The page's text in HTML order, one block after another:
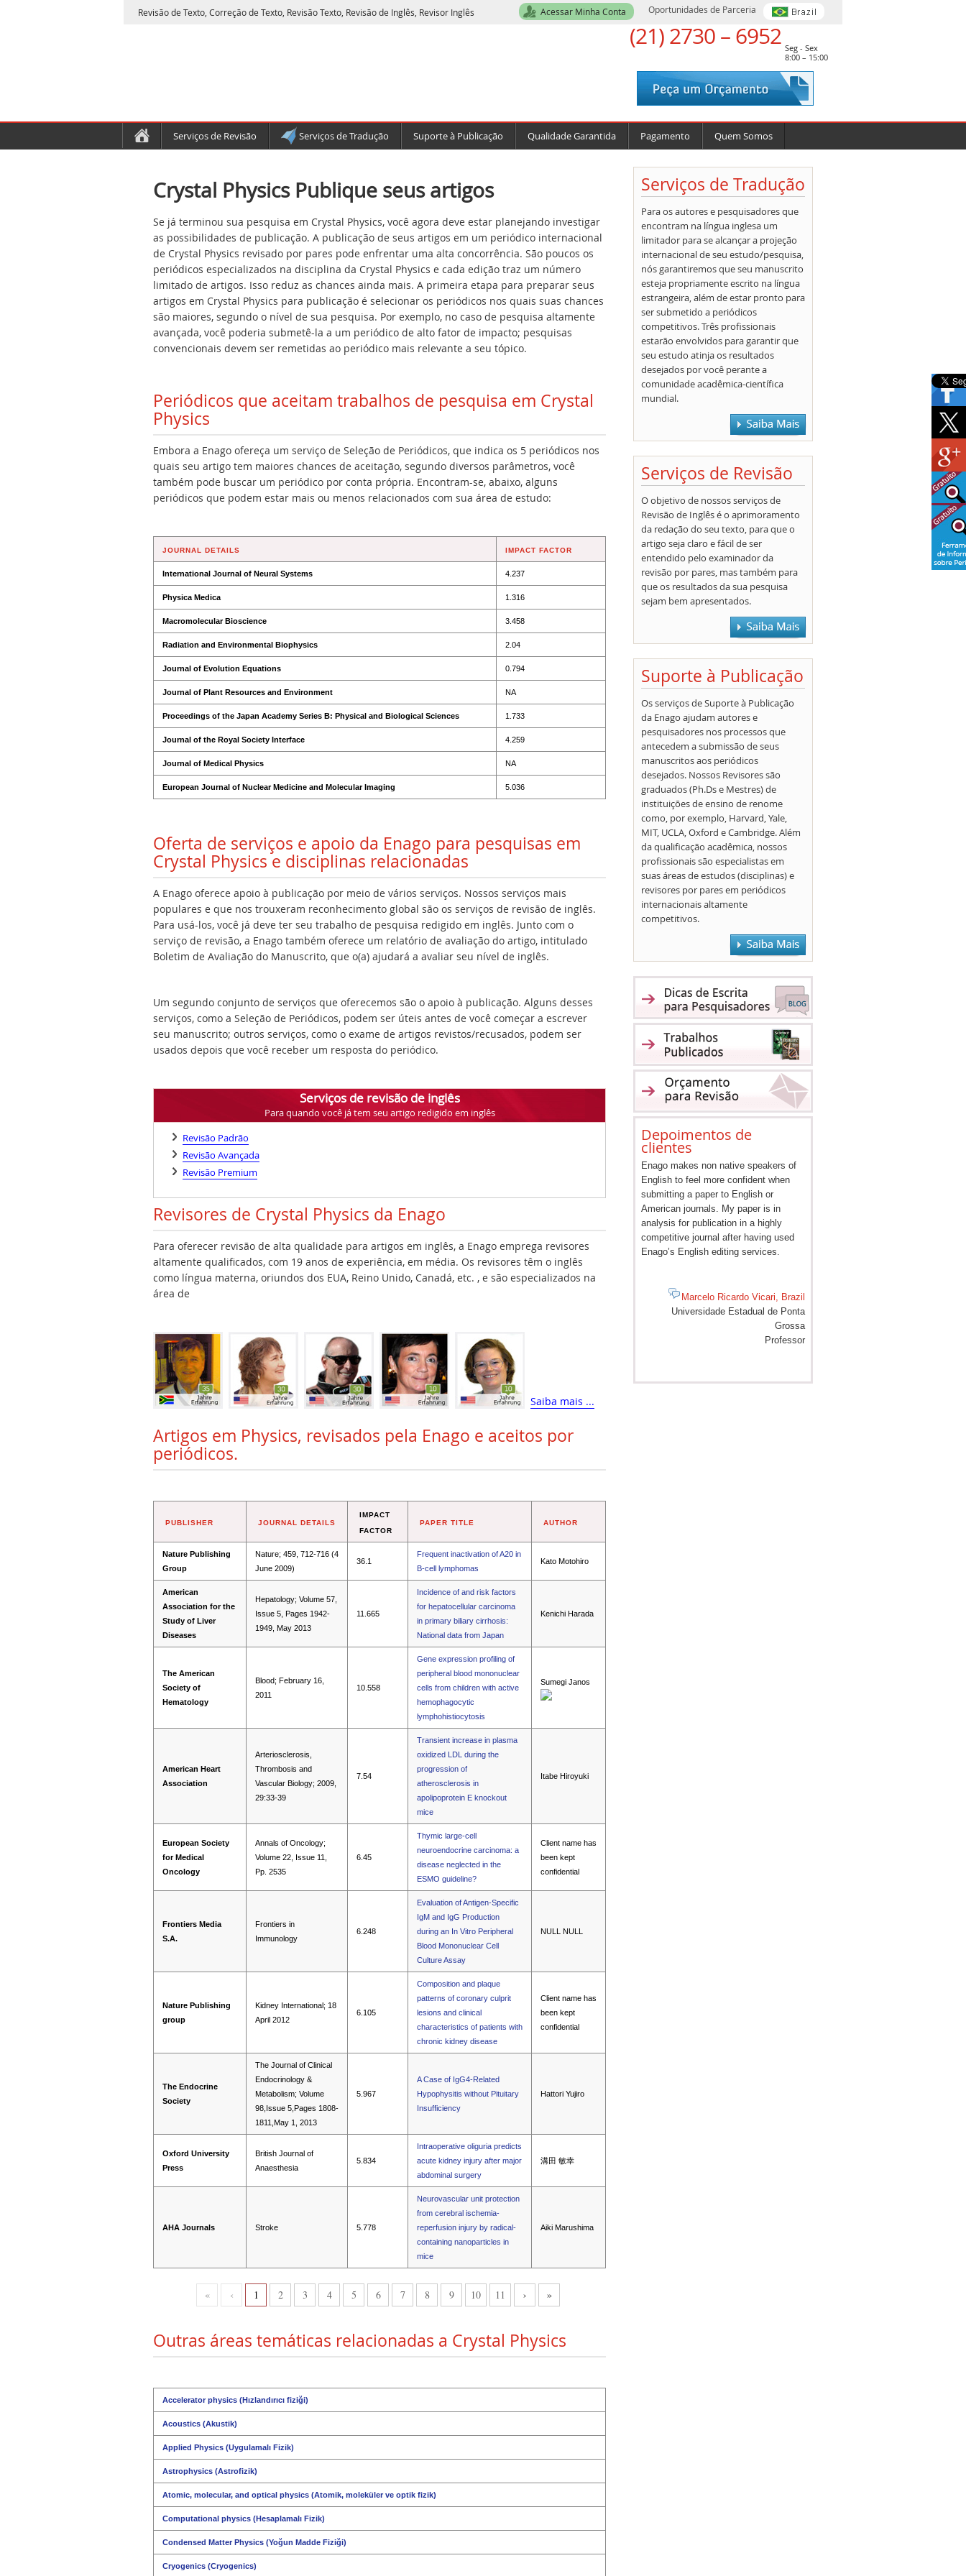
Revisão de Texto, Correção de Texto, Revisão Texto, Revisão de Inglês, Revisor Inglês Acessar Minha Conta Oportunidades de Parceria
(21) 2730 – 6952 Seg - Sex
8:00 – 15:00
Serviços de Revisão Serviços de Tradução Suporte à Publicação Qualidade Garantida Pagamento Quem Somos
Crystal Physics Publique seus artigos
Se já terminou sua pesquisa em Crystal Physics, você agora deve estar planejando investigar
as possibilidades de publicação. A publicação de seus artigos em um periódico internacional
de Crystal Physics revisado por pares pode enfrentar uma alta concorrência. São poucos os
periódicos especializados na disciplina da Crystal Physics e cada edição traz um número
limitado de artigos. Isso reduz as chances ainda mais. A primeira etapa para preparar seus
artigos em Crystal Physics para publicação é selecionar os periódicos nos quais suas chances
são maiores, segundo o nível de sua pesquisa. Por exemplo, no caso de pesquisa altamente
avançada, você poderia submetê-la a um periódico de alto fator de impacto; pesquisas
convencionais devem ser remetidas ao periódico mais relevante a seu tópico.
Periódicos que aceitam trabalhos de pesquisa em Crystal
Physics
Embora a Enago ofereça um serviço de Seleção de Periódicos, que indica os 5 periódicos nos
quais seu artigo tem maiores chances de aceitação, segundo diversos parâmetros, você
também pode buscar um periódico por conta própria. Encontram-se, abaixo, alguns
periódicos que podem estar mais ou menos relacionados com sua área de estudo:
JOURNAL DETAILS IMPACT FACTOR
International Journal of Neural Systems 4.237
Physica Medica 1.316
Macromolecular Bioscience 3.458
Radiation and Environmental Biophysics 2.04
Journal of Evolution Equations 0.794
Journal of Plant Resources and Environment NA
Proceedings of the Japan Academy Series B: Physical and Biological Sciences 1.733
Journal of the Royal Society Interface 4.259
Journal of Medical Physics NA
European Journal of Nuclear Medicine and Molecular Imaging 5.036
Oferta de serviços e apoio da Enago para pesquisas em
Crystal Physics e disciplinas relacionadas
A Enago oferece apoio à publicação por meio de vários serviços. Nossos serviços mais
populares e que nos trouxeram reconhecimento global são os serviços de revisão de inglês.
Para usá-los, você já deve ter seu trabalho de pesquisa redigido em inglês. Junto com o
serviço de revisão, a Enago também oferece um relatório de avaliação do artigo, intitulado
Boletim de Avaliação do Manuscrito, que o(a) ajudará a avaliar seu nível de inglês.
Um segundo conjunto de serviços que oferecemos são o apoio à publicação. Alguns desses
serviços, como a Seleção de Periódicos, podem ser úteis antes de você começar a escrever
seu manuscrito; outros serviços, como o exame de artigos revistos/recusados, podem ser
usados depois que você receber um resposta do periódico.
Serviços de revisão de inglês
Para quando você já tem seu artigo redigido em inglês
Revisão Padrão
Revisão Avançada
Revisão Premium
Revisores de Crystal Physics da Enago
Para oferecer revisão de alta qualidade para artigos em inglês, a Enago emprega revisores
altamente qualificados, com 19 anos de experiência, em média. Os revisores têm o inglês
como língua materna, oriundos dos EUA, Reino Unido, Canadá, etc. , e são especializados na
área de
Saiba mais ...
Artigos em Physics, revisados pela Enago e aceitos por
periódicos.
PUBLISHER JOURNAL DETAILS
IMPACT
FACTOR
PAPER TITLE AUTHOR
Nature Publishing
Group
Nature; 459, 712-716 (4
June 2009)
36.1
Frequent inactivation of A20 in
B-cell lymphomas
Kato Motohiro
American
Association for the
Study of Liver
Diseases
Hepatology; Volume 57,
Issue 5, Pages 1942-
1949, May 2013
11.665
Incidence of and risk factors
for hepatocellular carcinoma
in primary biliary cirrhosis:
National data from Japan
Kenichi Harada
The American
Society of
Hematology
Blood; February 16,
2011
10.558
Gene expression profiling of
peripheral blood mononuclear
cells from children with active
hemophagocytic
lymphohistiocytosis
Sumegi Janos
American Heart
Association
Arteriosclerosis,
Thrombosis and
Vascular Biology; 2009,
29:33-39
7.54
Transient increase in plasma
oxidized LDL during the
progression of
atherosclerosis in
apolipoprotein E knockout
mice
Itabe Hiroyuki
European Society
for Medical
Oncology
Annals of Oncology;
Volume 22, Issue 11,
Pp. 2535
6.45
Thymic large-cell
neuroendocrine carcinoma: a
disease neglected in the
ESMO guideline?
Client name has
been kept
confidential
Frontiers Media
S.A.
Frontiers in
Immunology
6.248
Evaluation of Antigen-Specific
IgM and IgG Production
during an In Vitro Peripheral
Blood Mononuclear Cell
Culture Assay
NULL NULL
Nature Publishing
group
Kidney International; 18
April 2012
6.105
Composition and plaque
patterns of coronary culprit
lesions and clinical
characteristics of patients with
chronic kidney disease
Client name has
been kept
confidential
The Endocrine
Society
The Journal of Clinical
Endocrinology &
Metabolism; Volume
98,Issue 5,Pages 1808-
1811,May 1, 2013
5.967
A Case of IgG4-Related
Hypophysitis without Pituitary
Insufficiency
Hattori Yujiro
Oxford University
Press
British Journal of
Anaesthesia
5.834
Intraoperative oliguria predicts
acute kidney injury after major
abdominal surgery
溝田 敏幸
AHA Journals Stroke 5.778
Neurovascular unit protection
from cerebral ischemia-
reperfusion injury by radical-
containing nanoparticles in
mice
Aiki Marushima
« ‹ 1 2 3 4 5 6 7 8 9 10 11 › »
Outras áreas temáticas relacionadas a Crystal Physics
Accelerator physics (Hızlandırıcı fiziği)
Acoustics (Akustik)
Applied Physics (Uygulamalı Fizik)
Astrophysics (Astrofizik)
Atomic, molecular, and optical physics (Atomik, moleküler ve optik fizik)
Computational physics (Hesaplamalı Fizik)
Condensed Matter Physics (Yoğun Madde Fiziği)
Cryogenics (Cryogenics)
Serviços de Tradução
Para os autores e pesquisadores que
encontram na língua inglesa um
limitador para se alcançar a projeção
internacional de seu estudo/pesquisa,
nós garantiremos que seu manuscrito
esteja propriamente escrito na língua
estrangeira, além de estar pronto para
ser submetido a periódicos
competitivos. Três profissionais
estarão envolvidos para garantir que
seu estudo atinja os resultados
desejados por você perante a
comunidade acadêmica-científica
mundial.
Serviços de Revisão
O objetivo de nossos serviços de
Revisão de Inglês é o aprimoramento
da redação do seu texto, para que o
artigo seja claro e fácil de ser
entendido pelo examinador da
revisão por pares, mas também para
que os resultados da sua pesquisa
sejam bem apresentados.
Suporte à Publicação
Os serviços de Suporte à Publicação
da Enago ajudam autores e
pesquisadores nos processos que
antecedem a submissão de seus
manuscritos aos periódicos
desejados. Nossos Revisores são
graduados (Ph.Ds e Mestres) de
instituições de ensino de renome
como, por exemplo, Harvard, Yale,
MIT, UCLA, Oxford e Cambridge. Além
da qualificação acadêmica, nossos
profissionais são especialistas em
suas áreas de estudos (disciplinas) e
revisores por pares em periódicos
internacionais altamente
competitivos.
Depoimentos de
clientes
Enago makes non native speakers of
English to feel more confident when
submitting a paper to English or
American journals. My paper is in
analysis for publication in a highly
competitive journal after having used
Enago’s English editing services.
Marcelo Ricardo Vicari, Brazil
Universidade Estadual de Ponta
Grossa
Professor